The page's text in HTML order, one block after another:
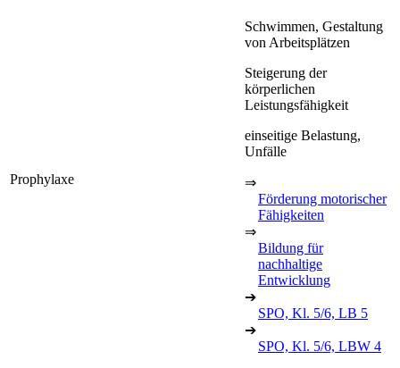
Prophylaxe
Schwimmen, Gestaltung
von Arbeitsplätzen
Steigerung der
körperlichen
Leistungsfähigkeit
einseitige Belastung,
Unfälle
⇒
Förderung motorischer
Fähigkeiten
⇒
Bildung für
nachhaltige
Entwicklung
➔
SPO, Kl. 5/6, LB 5
➔
SPO, Kl. 5/6, LBW 4